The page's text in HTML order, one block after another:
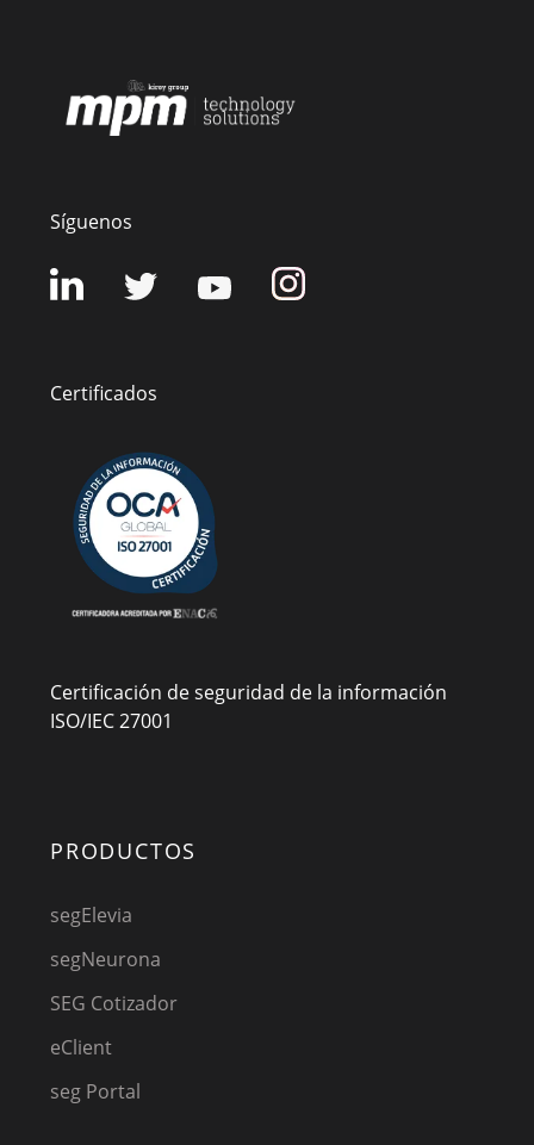
Síguenos
Certificados
Certificación de seguridad de la información
ISO/IEC 27001
PRODUCTOS
segElevia
segNeurona
SEG Cotizador
eClient
seg Portal